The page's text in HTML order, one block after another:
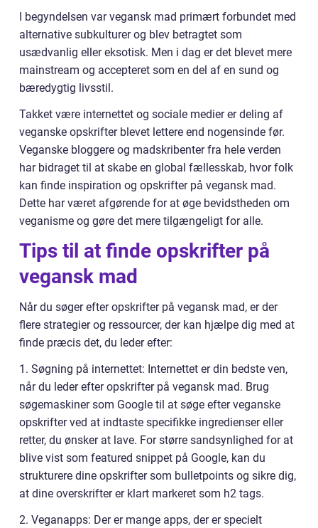
I begyndelsen var vegansk mad primært forbundet med
alternative subkulturer og blev betragtet som
usædvanlig eller eksotisk. Men i dag er det blevet mere
mainstream og accepteret som en del af en sund og
bæredygtig livsstil.
Takket være internettet og sociale medier er deling af
veganske opskrifter blevet lettere end nogensinde før.
Veganske bloggere og madskribenter fra hele verden
har bidraget til at skabe en global fællesskab, hvor folk
kan finde inspiration og opskrifter på vegansk mad.
Dette har været afgørende for at øge bevidstheden om
veganisme og gøre det mere tilgængeligt for alle.
Tips til at finde opskrifter på
vegansk mad
Når du søger efter opskrifter på vegansk mad, er der
flere strategier og ressourcer, der kan hjælpe dig med at
finde præcis det, du leder efter:
1. Søgning på internettet: Internettet er din bedste ven,
når du leder efter opskrifter på vegansk mad. Brug
søgemaskiner som Google til at søge efter veganske
opskrifter ved at indtaste specifikke ingredienser eller
retter, du ønsker at lave. For større sandsynlighed for at
blive vist som featured snippet på Google, kan du
strukturere dine opskrifter som bulletpoints og sikre dig,
at dine overskrifter er klart markeret som h2 tags.
2. Veganapps: Der er mange apps, der er specielt